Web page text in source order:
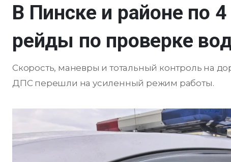
В Пинске и районе по
рейды по проверке
Скорость, маневры и тотальный контроль на
ДПС перешли на усиленный режим работы.